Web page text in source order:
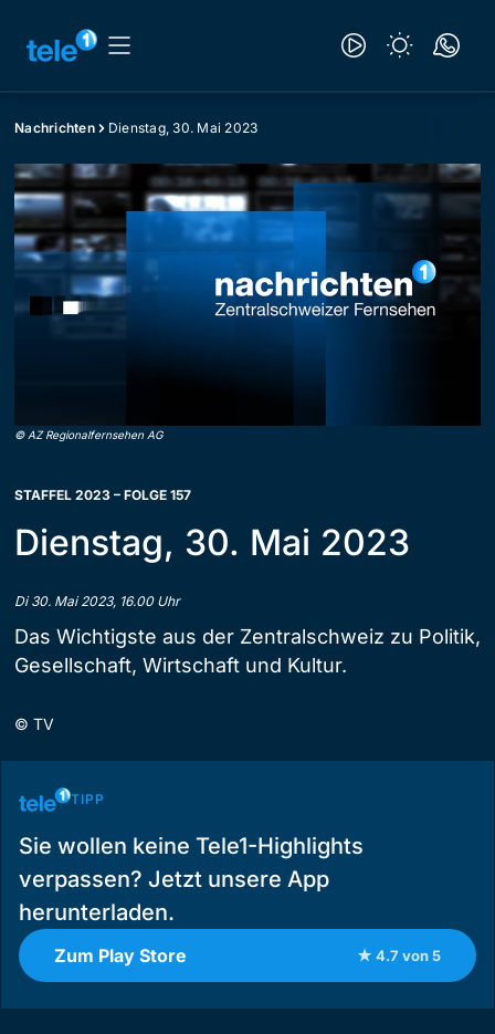
Nachrichten Dienstag, 30. Mai 2023
© AZ Regionalfernsehen AG
STAFFEL 2023 – FOLGE 157
Dienstag, 30. Mai 2023
Di 30. Mai 2023, 16.00 Uhr
Das Wichtigste aus der Zentralschweiz zu Politik,
Gesellschaft, Wirtschaft und Kultur.
© TV
TIPP
Sie wollen keine Tele1-Highlights
verpassen? Jetzt unsere App
herunterladen.
Zum Play Store ★ 4.7 von 5